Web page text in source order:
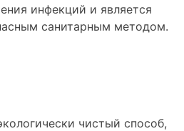
инфекций и является
санитарным методом.
чистый способ,